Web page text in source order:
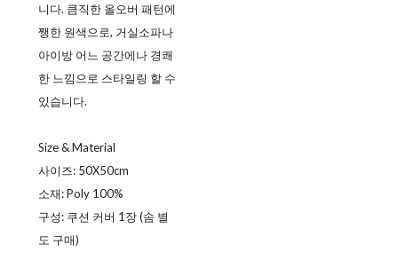
니다. 큼직한 올오버 패턴에
쨍한 원색으로, 거실소파나
아이방 어느 공간에나 경쾌
한 느낌으로 스타일링 할 수
있습니다.
Size & Material
사이즈: 50X50cm
소재: Poly 100%
구성: 쿠션 커버 1장 (솜 별
도 구매)